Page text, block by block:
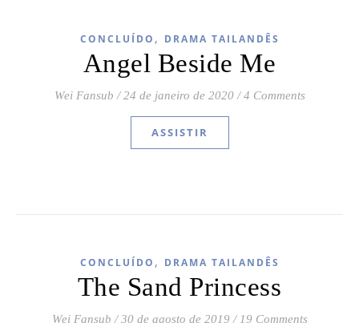
CONCLUÍDO , DRAMA TAILANDÊS
Angel Beside Me
Wei Fansub / 24 de janeiro de 2020 / 4 Comments
ASSISTIR
CONCLUÍDO , DRAMA TAILANDÊS
The Sand Princess
Wei Fansub / 30 de agosto de 2019 / 19 Comments